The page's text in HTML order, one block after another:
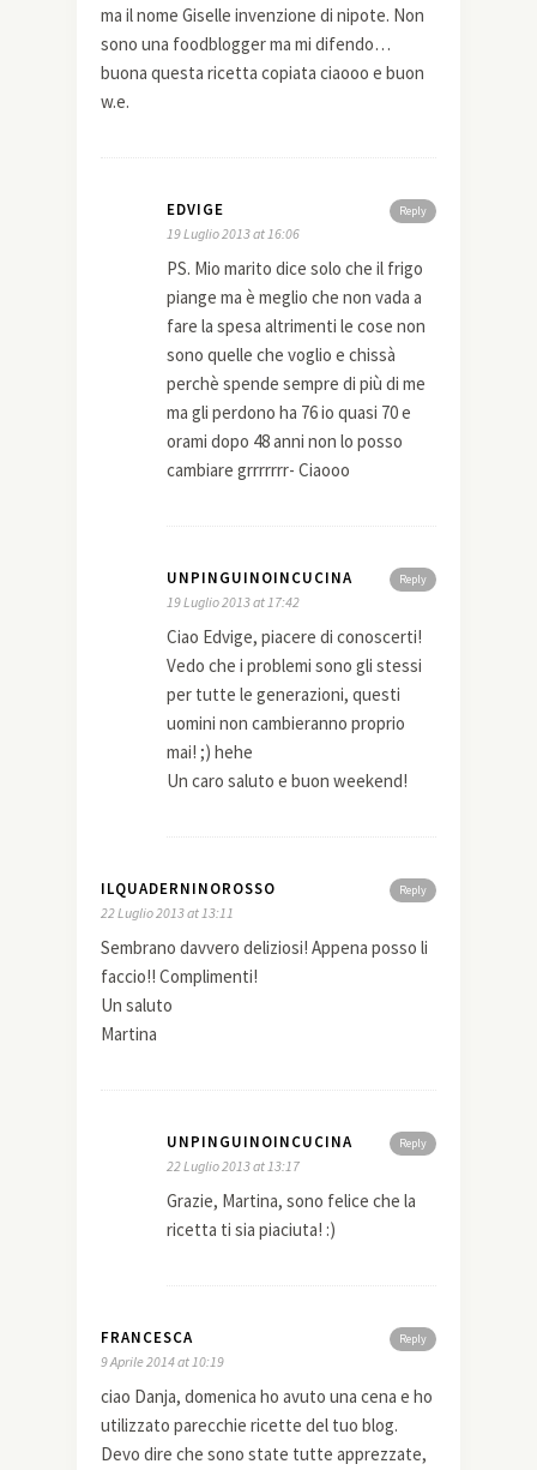
ma il nome Giselle invenzione di nipote. Non
sono una foodblogger ma mi difendo…
buona questa ricetta copiata ciaooo e buon
w.e.
Reply
EDVIGE
19 Luglio 2013 at 16:06
PS. Mio marito dice solo che il frigo
piange ma è meglio che non vada a
fare la spesa altrimenti le cose non
sono quelle che voglio e chissà
perchè spende sempre di più di me
ma gli perdono ha 76 io quasi 70 e
orami dopo 48 anni non lo posso
cambiare grrrrrrr- Ciaooo
Reply
UNPINGUINOINCUCINA
19 Luglio 2013 at 17:42
Ciao Edvige, piacere di conoscerti!
Vedo che i problemi sono gli stessi
per tutte le generazioni, questi
uomini non cambieranno proprio
mai! ;) hehe
Un caro saluto e buon weekend!
Reply
ILQUADERNINOROSSO
22 Luglio 2013 at 13:11
Sembrano davvero deliziosi! Appena posso li
faccio!! Complimenti!
Un saluto
Martina
Reply
UNPINGUINOINCUCINA
22 Luglio 2013 at 13:17
Grazie, Martina, sono felice che la
ricetta ti sia piaciuta! :)
Reply
FRANCESCA
9 Aprile 2014 at 10:19
ciao Danja, domenica ho avuto una cena e ho
utilizzato parecchie ricette del tuo blog.
Devo dire che sono state tutte apprezzate,